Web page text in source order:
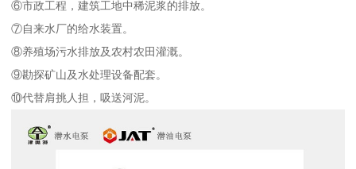
⑥市政工程，建筑工地中稀泥浆的排放。
⑦自来水厂的给水装置。
⑧养殖场污水排放及农村农田灌溉。
⑨勘探矿山及水处理设备配套。
⑩代替肩挑人担，吸送河泥。